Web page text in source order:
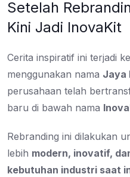
Setelah
Kini Jadi InovaKit
Cerita inspiratif ini terjadi
menggunakan nama Jaya
perusahaan telah
baru di bawah nama
Rebranding ini dilakukan
lebih modern, inovatif,
kebutuhan industri saat